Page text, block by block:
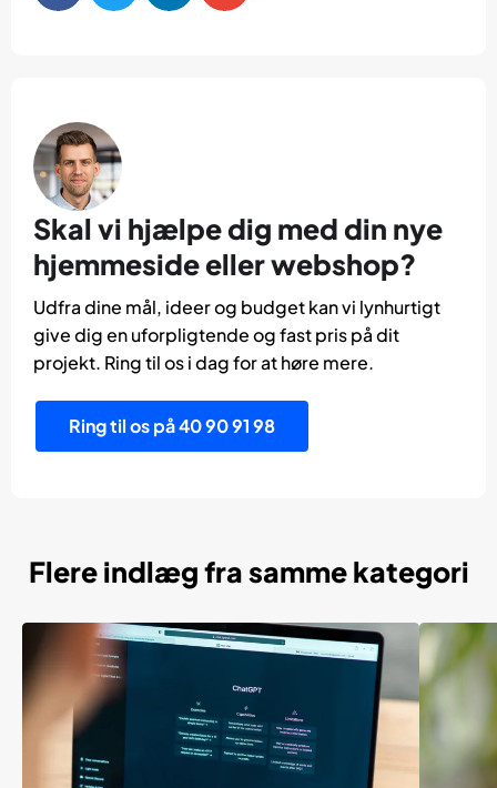
Skal vi hjælpe dig med din nye
hjemmeside eller webshop?
Udfra dine mål, ideer og budget kan vi lynhurtigt
give dig en uforpligtende og fast pris på dit
projekt. Ring til os i dag for at høre mere.
Ring til os på 40 90 91 98
Flere indlæg fra samme kategori